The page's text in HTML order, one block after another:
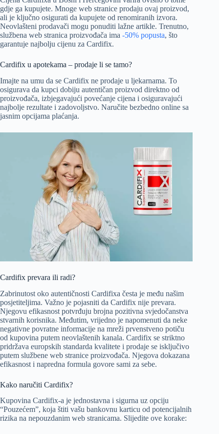
gdje ga kupujete. Mnoge web stranice prodaju ovaj proizvod,
ali je ključno osigurati da kupujete od renomiranih izvora.
Neovlašteni prodavači mogu ponuditi lažne artikle. Trenutno,
službena web stranica proizvođača ima -50% popusta, što
garantuje najbolju cijenu za Cardifix.
Cardifix u apotekama – prodaje li se tamo?
Imajte na umu da se Cardifix ne prodaje u ljekarnama. To
osigurava da kupci dobiju autentičan proizvod direktno od
proizvođača, izbjegavajući povećanje cijena i osiguravajući
najbolje rezultate i zadovoljstvo. Naručite bezbedno online sa
jasnim opcijama plaćanja.
Cardifix prevara ili radi?
Zabrinutost oko autentičnosti Cardifixa česta je među našim
posjetiteljima. Važno je pojasniti da Cardifix nije prevara.
Njegovu efikasnost potvrđuju brojna pozitivna svjedočanstva
stvarnih korisnika. Međutim, vrijedno je napomenuti da neke
negativne povratne informacije na mreži prvenstveno potiču
od kupovina putem neovlaštenih kanala. Cardifix se striktno
pridržava europskih standarda kvalitete i prodaje se isključivo
putem službene web stranice proizvođača. Njegova dokazana
efikasnost i napredna formula govore sami za sebe.
Kako naručiti Cardifix?
Kupovina Cardifix-a je jednostavna i sigurna uz opciju
“Pouzećem”, koja štiti vašu bankovnu karticu od potencijalnih
rizika na nepouzdanim web stranicama. Slijedite ove korake: